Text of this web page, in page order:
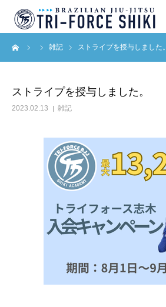
雑記 ストライプを授与しました。
ストライプを授与しました。
2023.02.13 雑記
ABOUT
BLOG
アクセス
English